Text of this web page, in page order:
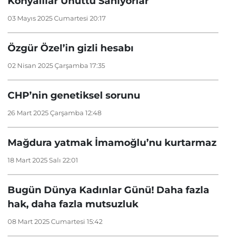
03 Mayıs 2025 Cumartesi 20:17
Özgür Özel’in gizli hesabı
02 Nisan 2025 Çarşamba 17:35
CHP’nin genetiksel sorunu
26 Mart 2025 Çarşamba 12:48
Mağdura yatmak İmamoğlu’nu kurtarmaz
18 Mart 2025 Salı 22:01
Bugün Dünya Kadınlar Günü! Daha fazla
hak, daha fazla mutsuzluk
08 Mart 2025 Cumartesi 15:42